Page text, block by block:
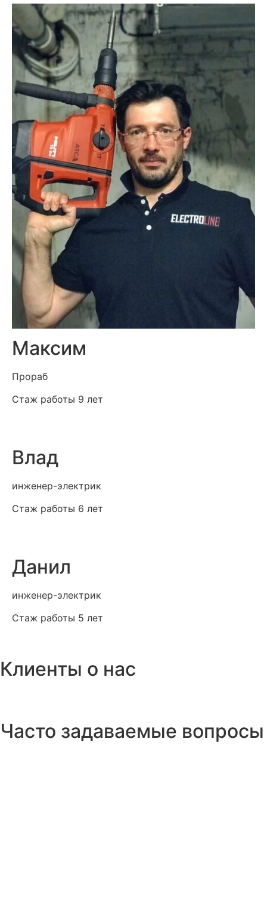
Максим
Прораб
Стаж работы 9 лет
Влад
инженер-электрик
Стаж работы 6 лет
Данил
инженер-электрик
Стаж работы 5 лет
Клиенты о нас
Часто задаваемые вопросы